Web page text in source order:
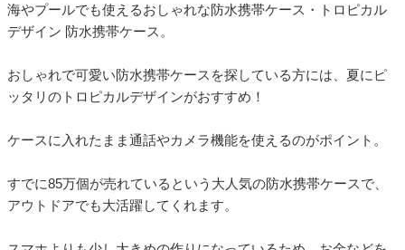
海やプールでも使えるおしゃれな防水携帯ケース・トロピカル
デザイン 防水携帯ケース。
おしゃれで可愛い防水携帯ケースを探している方には、夏にピ
ッタリのトロピカルデザインがおすすめ！
ケースに入れたまま通話やカメラ機能を使えるのがポイント。
すでに85万個が売れているという大人気の防水携帯ケースで、
アウトドアでも大活躍してくれます。